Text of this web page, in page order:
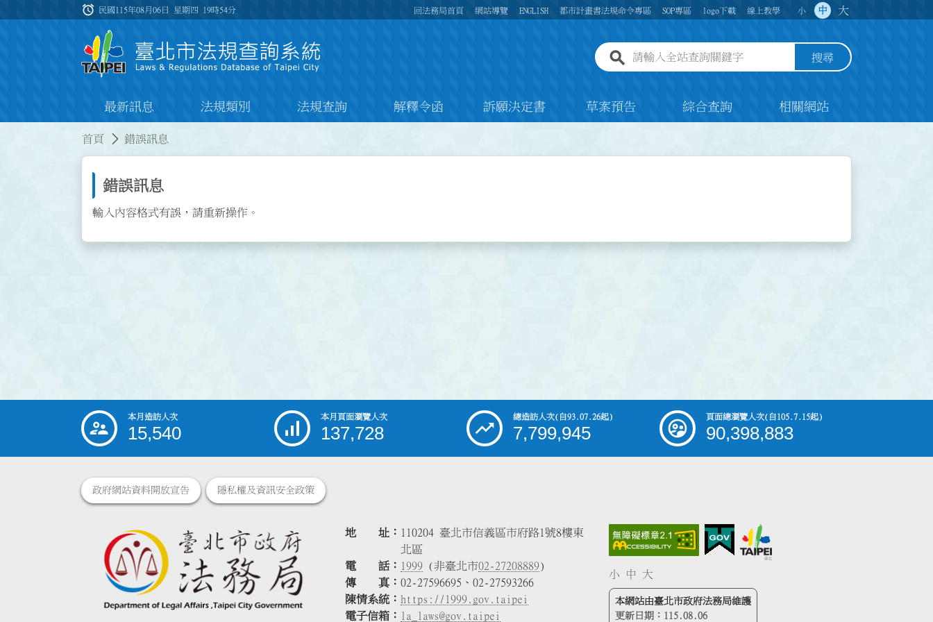
:::
alarm 民國115年08月06日 星期四 19時54分 回法務局首頁 網站導覽 ENGLISH 都市計畫書法規命令專區 SOP專區 logo下載 線上教學 小 中 大
全站查詢關鍵字欄位 搜尋
最新訊息 法規類別 法規查詢 解釋令函 訴願決定書 草案預告 綜合查詢 相關網站
首頁 錯誤訊息
錯誤訊息
輸入內容格式有誤，請重新操作。
::: 本月造訪人次
15,540
本月頁面瀏覽人次
137,728
總造訪人次(自93.07.26起)
7,799,945
頁面總瀏覽人次(自105.7.15起)
90,398,883
政府網站資料開放宣告 隱私權及資訊安全政策
地 址
110204 臺北市信義區市府路1號8樓東
北區
電 話
1999 (非臺北市02-27208889)
傳 真
02-27596695、02-27593266
陳情系統
https://1999.gov.taipei
電子信箱
la_laws@gov.taipei
小 中 大
本網站由臺北市政府法務局維護
更新日期： 115.08.06